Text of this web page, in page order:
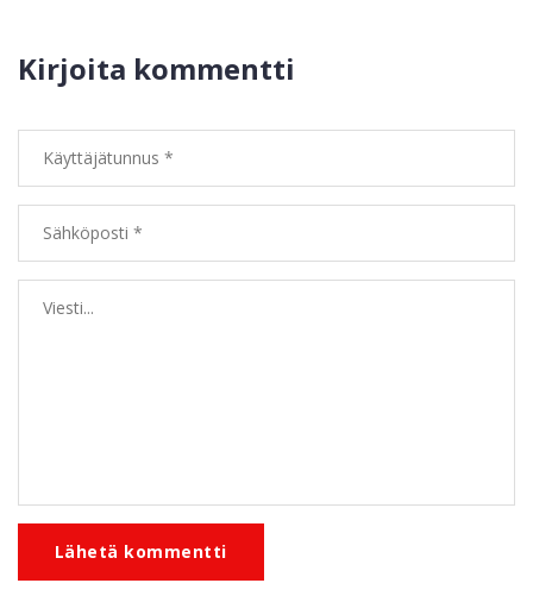
Kirjoita kommentti
Lähetä kommentti